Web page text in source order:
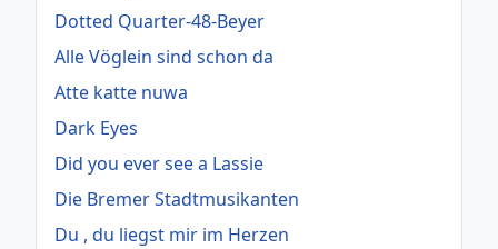
Dotted Quarter-48-Beyer
Alle Vöglein sind schon da
Atte katte nuwa
Dark Eyes
Did you ever see a Lassie
Die Bremer Stadtmusikanten
Du , du liegst mir im Herzen